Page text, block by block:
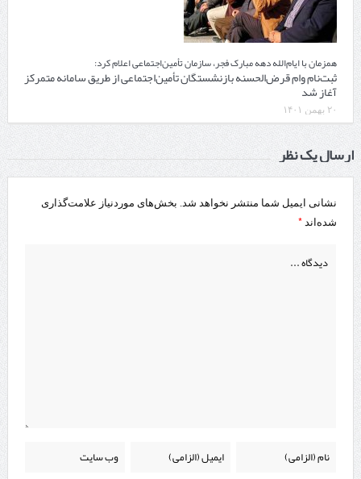
همزمان با ایام‌الله دهه مبارک فجر، سازمان تأمین‌اجتماعی اعلام کرد:
ثبت‌نام وام قرض‌الحسنه بازنشستگان تأمین‌اجتماعی از طریق سامانه متمرکز
آغاز شد
۲۰ بهمن ۱۴۰۱
ارسال یک نظر
نشانی ایمیل شما منتشر نخواهد شد. بخش‌های موردنیاز علامت‌گذاری
شده‌اند *